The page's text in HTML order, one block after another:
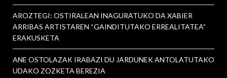
AROZTEGI: OSTIRALEAN INAGURATUKO DA XABIER
ARRIBAS ARTISTAREN “GAINDITUTAKO ERREALITATEA”
ERAKUSKETA
ANE OSTOLAZAK IRABAZI DU JARDUNEK ANTOLATUTAKO
UDAKO ZOZKETA BEREZIA